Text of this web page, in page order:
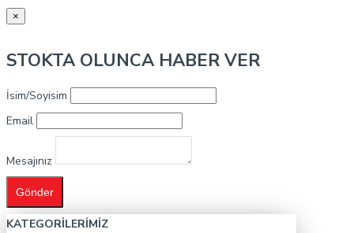
×
STOKTA OLUNCA HABER VER
İsim/Soyisim
Email
Mesajınız
Gönder
KATEGORILERIMIZ